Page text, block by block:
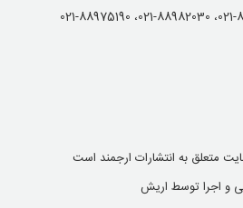
متعلق به انتشارات ارجمند است
و اجرا توسط اریش